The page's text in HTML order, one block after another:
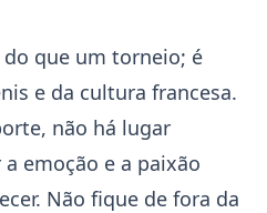
do que um torneio; é
e da cultura francesa.
não há lugar
emoção e a paixão
Não fique de fora da